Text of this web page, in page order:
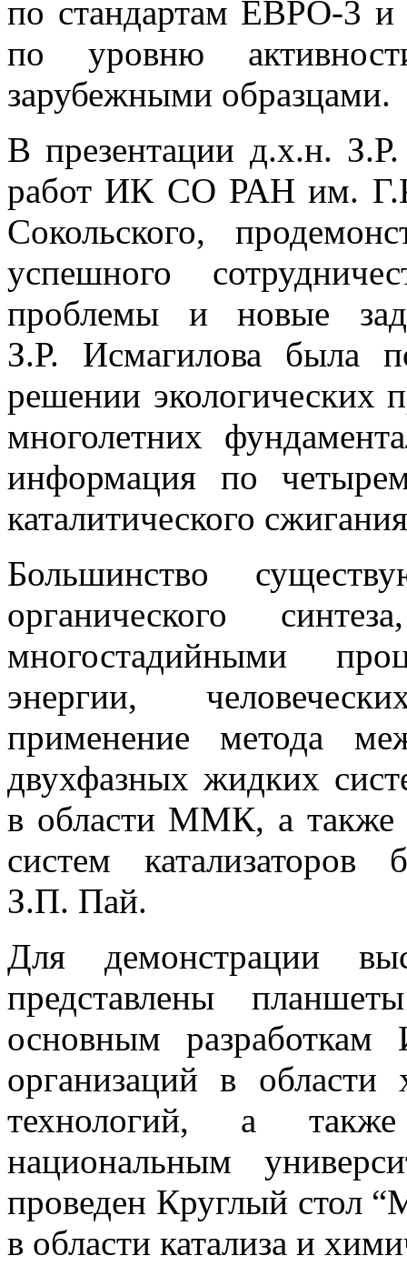
по стандартам ЕВРО-3
по уровню
зарубежными образцами.
В презентации д.х.н.
работ ИК СО РАН им.
Сокольского,
успешного
проблемы и новые
З.Р. Исмагилова была
решении экологических
многолетних
информация по
каталитического
Большинство
органического
многостадийными
энергии,
применение метода
двухфазных жидких
в области ММК, а также
систем
З.П. Пай.
Для демонстрации
представлены
основным разработкам
организаций в области
технологий, а
национальным
проведен Круглый стол
в области катализа и